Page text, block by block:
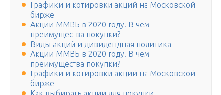
Графики и котировки акций на Московской
бирже
Акции ММВБ в 2020 году. В чем
преимущества покупки?
Виды акций и дивидендная политика
Акции ММВБ в 2020 году. В чем
преимущества покупки?
Графики и котировки акций на Московской
бирже
Как выбирать акции для покупки